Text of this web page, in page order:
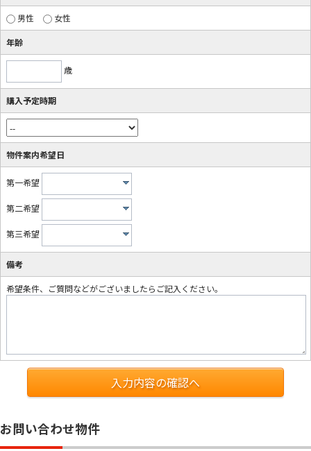
男性 女性
年齢
歳
購入予定時期
物件案内希望日
第一希望
第二希望
第三希望
備考
希望条件、ご質問などがございましたらご記入ください。
入力内容の確認へ
お問い合わせ物件